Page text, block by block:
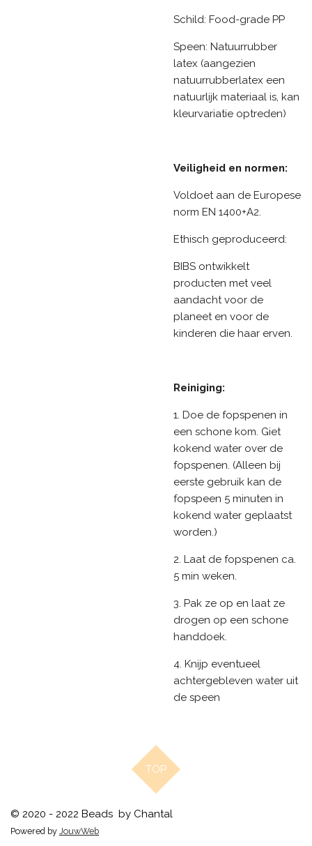
Schild: Food-grade PP
Speen: Natuurrubber
latex (aangezien
natuurrubberlatex een
natuurlijk materiaal is, kan
kleurvariatie optreden)
Veiligheid en normen:
Voldoet aan de Europese
norm EN 1400+A2.
Ethisch geproduceerd:
BIBS ontwikkelt
producten met veel
aandacht voor de
planeet en voor de
kinderen die haar erven.
Reiniging:
1. Doe de fopspenen in
een schone kom. Giet
kokend water over de
fopspenen. (Alleen bij
eerste gebruik kan de
fopspeen 5 minuten in
kokend water geplaatst
worden.)
2. Laat de fopspenen ca.
5 min weken.
3. Pak ze op en laat ze
drogen op een schone
handdoek.
4. Knijp eventueel
achtergebleven water uit
de speen
TOP
© 2020 - 2022 Beads by Chantal
Powered by JouwWeb